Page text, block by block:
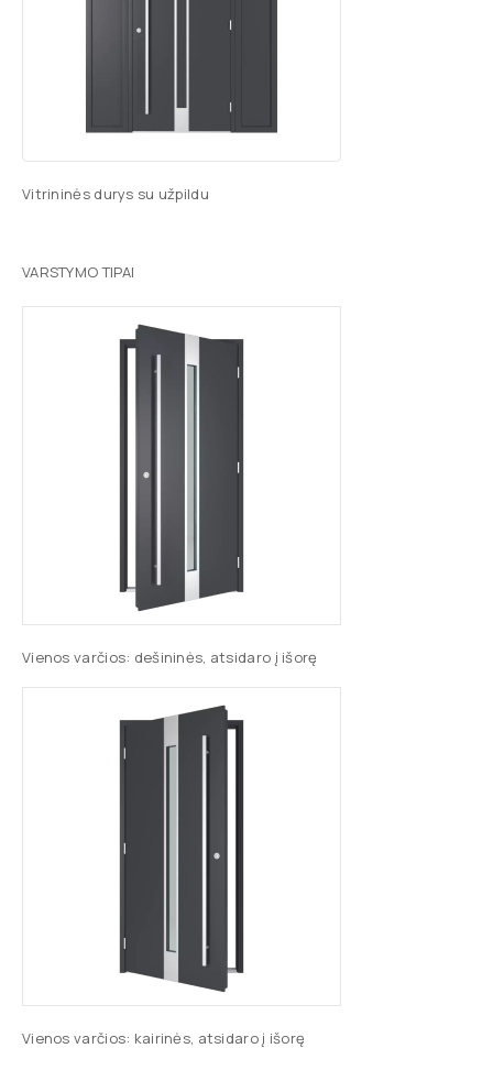
Vitrininės durys su užpildu
VARSTYMO TIPAI
Vienos varčios: dešininės, atsidaro į išorę
Vienos varčios: kairinės, atsidaro į išorę